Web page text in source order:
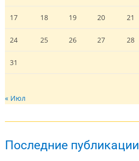
17 18 19 20 21
24 25 26 27 28
31
« Июл
Последние публикации